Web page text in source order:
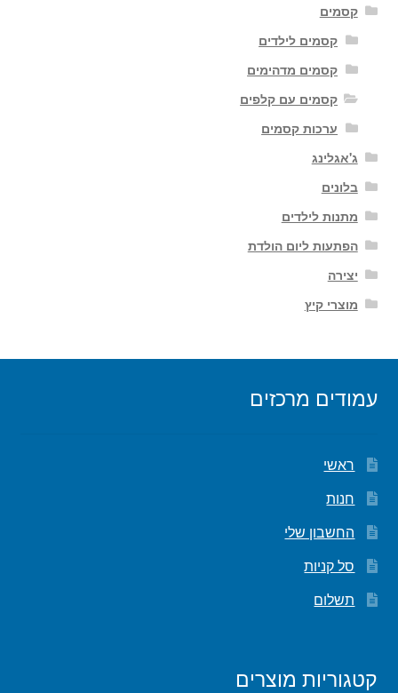
קסמים
קסמים לילדים
קסמים מדהימים
קסמים עם קלפים
ערכות קסמים
ג'אגלינג
בלונים
מתנות לילדים
הפתעות ליום הולדת
יצירה
מוצרי קיץ
עמודים מרכזים
ראשי
חנות
החשבון שלי
סל קניות
תשלום
קטגוריות מוצרים